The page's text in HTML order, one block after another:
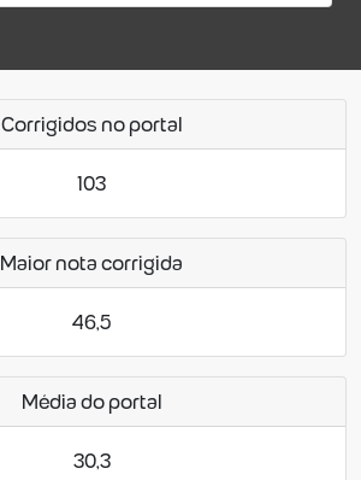
Corrigidos no portal
103
Maior nota corrigida
46,5
Média do portal
30,3